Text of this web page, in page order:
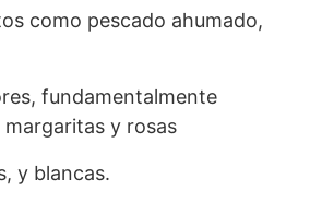
como pescado ahumado,
fundamentalmente
margaritas y rosas
y blancas.